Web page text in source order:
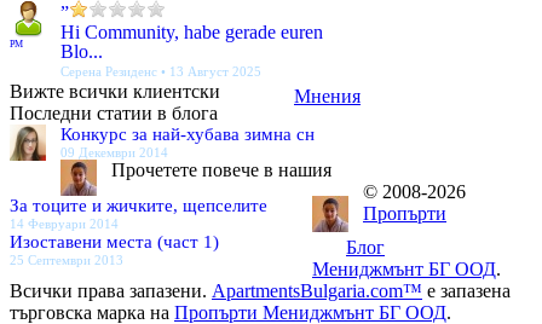
PM
”
Hi Community, habe gerade euren
Blo...
Серена Резиденс • 13 Август 2025
Мнения
Вижте всички клиентски
Последни статии в блога
Конкурс за най-хубава зимна сн
09 Декември 2014
За тоците и жичките, щепселите
14 Февруари 2014
Изоставени места (част 1)
25 Септември 2013
Блог
Прочетете повече в нашия
© 2008-2026
Пропърти
Мениджмънт БГ ООД.
Всички права запазени. ApartmentsBulgaria.com™ е запазена
търговска марка на Пропърти Мениджмънт БГ ООД.